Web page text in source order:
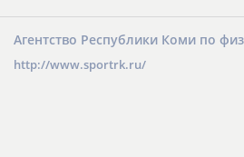
Агентство Республики Коми по
http://www.sportrk.ru/